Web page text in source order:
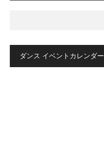
ダンス イベントカレンダー